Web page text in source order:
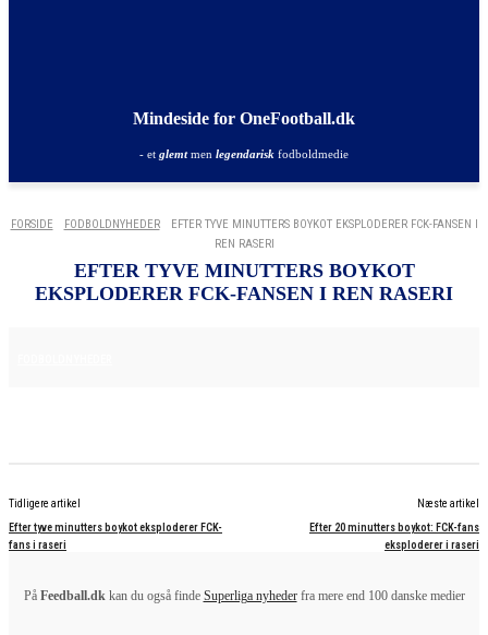
Mindeside for OneFootball.dk
- et glemtmen legendarisk fodboldmedie
FORSIDE FODBOLDNYHEDER
EFTER TYVE MINUTTERS BOYKOT EKSPLODERER FCK-FANSEN I
REN RASERI
EFTER TYVE MINUTTERS BOYKOT
EKSPLODERER FCK-FANSEN I REN RASERI
Tidligere artikel
Efter tyve minutters boykot eksploderer FCK-
fans i raseri
Næste artikel
Efter 20 minutters boykot: FCK-fans
eksploderer i raseri
På Feedball.dkkan du også finde Superliga nyhederfra mere end 100 danske medier